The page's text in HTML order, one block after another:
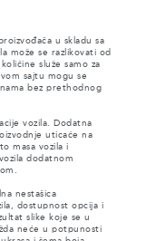
u skladu sa
može se razlikovati od
služe samo za
sajtu mogu se
bez prethodnog
vozila. Dodatna
uticaće na
masa vozila i
dodatnom
nestašica
dostupnost opcija i
slike koje se u
neće u potpunosti